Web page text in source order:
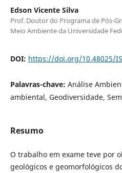
Edson Vicente Silva
Prof. Doutor do Programa de Pós-
Meio Ambiente da Universidade
DOI: https://doi.org/10.48025/
Palavras-chave: Análise
ambiental, Geodiversidade,
Resumo
O trabalho em exame teve por
geológicos e geomorfológicos